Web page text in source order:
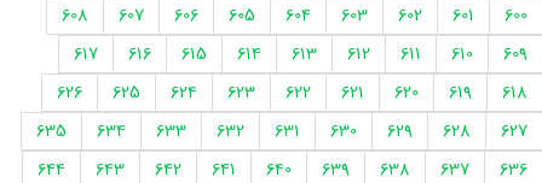
600
601
602
603
604
605
606
607
608
609
610
611
612
613
614
615
616
617
618
619
620
621
622
623
624
625
626
627
628
629
630
631
632
633
634
635
636
637
638
639
640
641
642
643
644